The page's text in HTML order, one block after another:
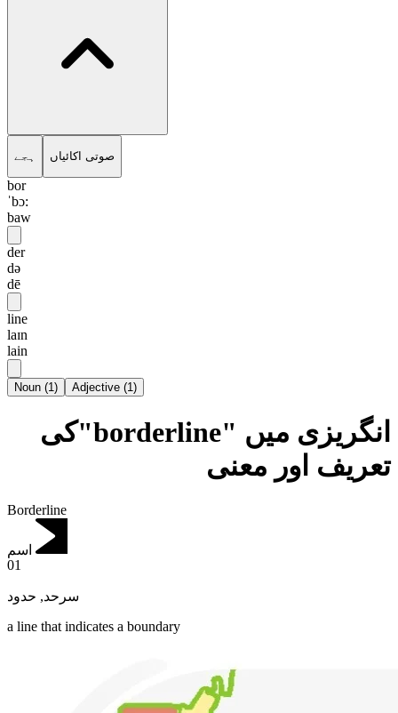
ہجے صوتی اکائیاں
bor
ˈbɔ:
baw
der
də
dē
line
laɪn
lain
Noun (1) Adjective (1)
انگریزی میں "borderline"کی
تعریف اور معنی
Borderline
اسم
01
سرحد, حدود
a line that indicates a boundary